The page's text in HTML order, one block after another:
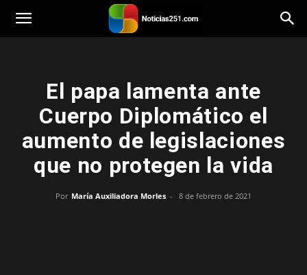
Noticias251
El papa lamenta ante
Cuerpo Diplomático el
aumento de legislaciones
que no protegen la vida
Por María Auxiliadora Morles - 8 de febrero de 2021